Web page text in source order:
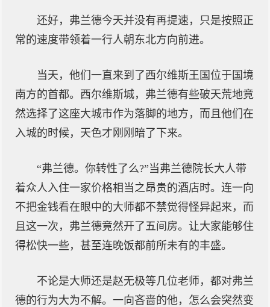
还好，弗兰德今天并没有再提速，只是按照正
常的速度带领着一行人朝东北方向前进。
当天，他们一直来到了西尔维斯王国位于国境
南方的首都。西尔维斯城，弗兰德有些破天荒地竟
然选择了这座大城市作为落脚的地方，而且他们在
入城的时候，天色才刚刚暗了下来。
“弗兰德。你转性了么?”当弗兰德院长大人带
着众人入住一家价格相当之昂贵的酒店时。连一向
不把金钱看在眼中的大师都不禁觉得怪异起来，而
且这一次，弗兰德竟然开了五间房。让大家能够住
得松快一些，甚至连晚饭都前所未有的丰盛。
不论是大师还是赵无极等几位老师，都对弗兰
德的行为大为不解。一向吝啬的他，怎么会突然变